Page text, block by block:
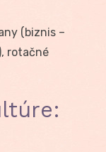
(biznis –
rotačné